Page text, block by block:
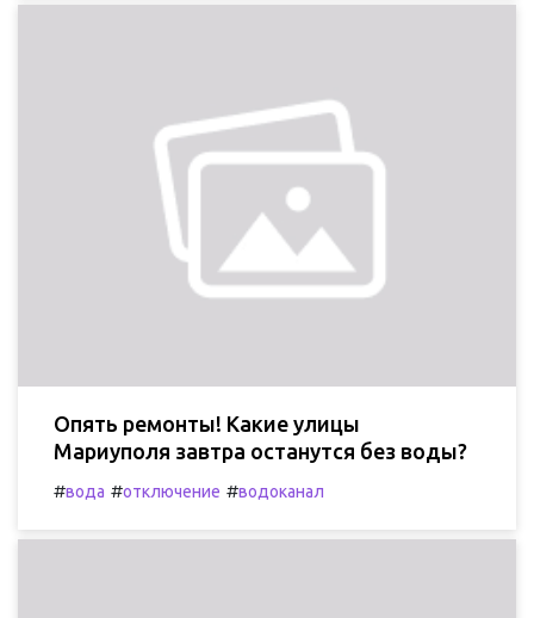
Опять ремонты! Какие улицы
Мариуполя завтра останутся без воды?
#вода #отключение #водоканал